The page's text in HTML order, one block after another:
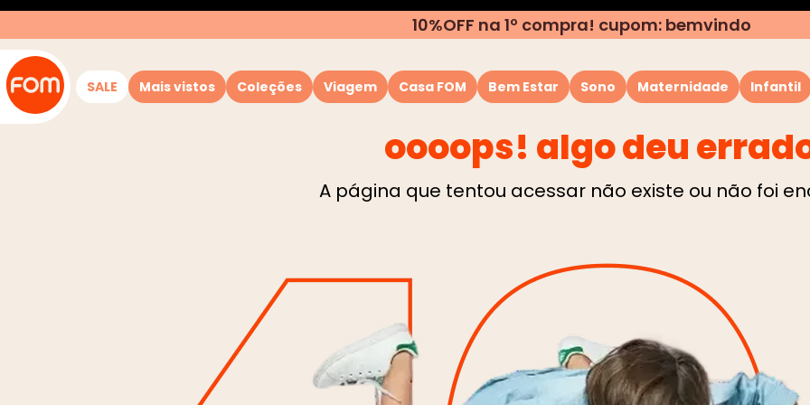
10%OFF na 1º compra! cupom: bemvindo
SALE Mais vistos Coleções Viagem Casa FOM Bem Estar Sono Maternidade Infantil
oooops! algo deu
A página que tentou acessar não existe ou não foi
TERMOS MAIS BUSCADOS
1º
almofada
2º
rolo
capa
almofada pescoço
7º
encosto
8º
amamentação